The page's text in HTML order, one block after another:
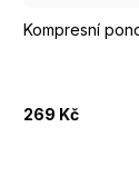
Kompresní
269 Kč